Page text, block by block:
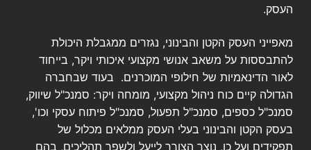
העסק.
מאפייני העסק הקטן והבינוני, נגזרים ממגבלת היכולת
להתבססות על משאב אנושי מקצועי איכותי ויקר, בייחוד
לאור הדינאמיות של חילופי המוכרנים. בעוד שבחברה
הגדולה קיים כוח ניהול מקצועי, מומחה ויקר: סמנכ"ל שיווק,
סמנכ"ל כספים, סמנכ"ל תפעול, סמנכ"ל פיתוח עסקי וכו',
בעסק הקטן והבינוני בעלי העסק ממלאים מכלול של
תפקידים ועל כן, נוצר הצורך לייעל ולשפר תהליכים, בהם